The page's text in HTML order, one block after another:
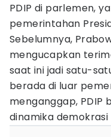
PDIP di parlemen,
pemerintahan
Sebelumnya,
mengucapkan
saat ini jadi satu-
berada di luar
menganggap, PDIP
dinamika demokrasi